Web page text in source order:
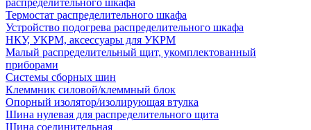
распределительного шкафа
Термостат распределительного шкафа
Устройство подогрева распределительного шкафа
НКУ, УКРМ, аксессуары для УКРМ
Малый распределительный щит, укомплектованный
приборами
Системы сборных шин
Клеммник силовой/клеммный блок
Опорный изолятор/изолирующая втулка
Шина нулевая для распределительного щита
Шина соединительная